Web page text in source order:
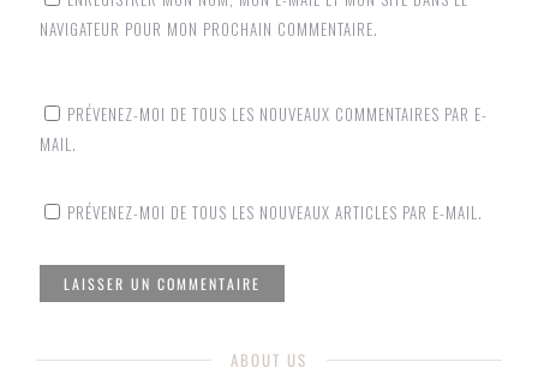
NAVIGATEUR POUR MON PROCHAIN COMMENTAIRE.
PRÉVENEZ-MOI DE TOUS LES NOUVEAUX COMMENTAIRES PAR E-
MAIL.
PRÉVENEZ-MOI DE TOUS LES NOUVEAUX ARTICLES PAR E-MAIL.
ABOUT US